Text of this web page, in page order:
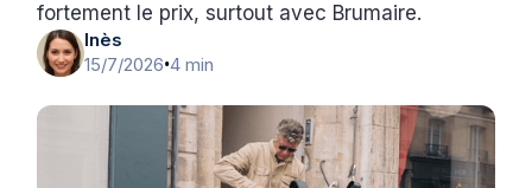
fortement le prix, surtout avec Brumaire.
Inès
15/7/2026•4 min